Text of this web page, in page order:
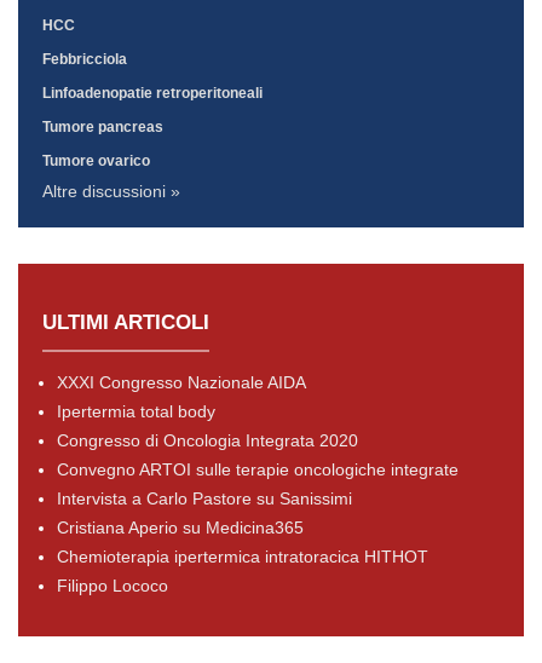
HCC
Febbricciola
Linfoadenopatie retroperitoneali
Tumore pancreas
Tumore ovarico
Altre discussioni »
ULTIMI ARTICOLI
XXXI Congresso Nazionale AIDA
Ipertermia total body
Congresso di Oncologia Integrata 2020
Convegno ARTOI sulle terapie oncologiche integrate
Intervista a Carlo Pastore su Sanissimi
Cristiana Aperio su Medicina365
Chemioterapia ipertermica intratoracica HITHOT
Filippo Lococo